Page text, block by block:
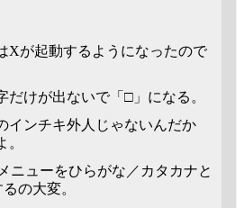
Xが起動するようになったので
だけが出ないで「□」になる。
インチキ外人じゃないんだか
ニューをひらがな／カタカナと
の大変。